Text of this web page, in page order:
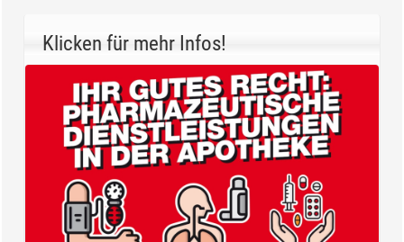
Klicken für mehr Infos!